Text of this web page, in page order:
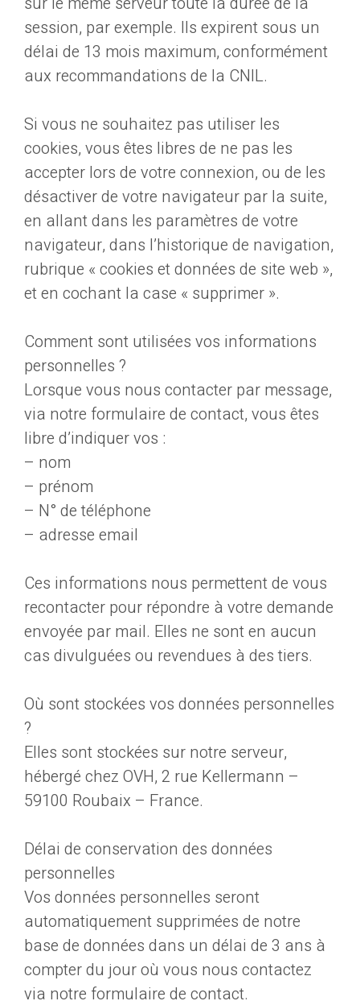
session, par exemple. Ils expirent sous un
délai de 13 mois maximum, conformément
aux recommandations de la CNIL.
Si vous ne souhaitez pas utiliser les
cookies, vous êtes libres de ne pas les
accepter lors de votre connexion, ou de les
désactiver de votre navigateur par la suite,
en allant dans les paramètres de votre
navigateur, dans l’historique de navigation,
rubrique « cookies et données de site web »,
et en cochant la case « supprimer ».
Comment sont utilisées vos informations
personnelles ?
Lorsque vous nous contacter par message,
via notre formulaire de contact, vous êtes
libre d’indiquer vos :
– nom
– prénom
– N° de téléphone
– adresse email
Ces informations nous permettent de vous
recontacter pour répondre à votre demande
envoyée par mail. Elles ne sont en aucun
cas divulguées ou revendues à des tiers.
Où sont stockées vos données personnelles
?
Elles sont stockées sur notre serveur,
hébergé chez OVH, 2 rue Kellermann –
59100 Roubaix – France.
Délai de conservation des données
personnelles
Vos données personnelles seront
automatiquement supprimées de notre
base de données dans un délai de 3 ans à
compter du jour où vous nous contactez
via notre formulaire de contact.